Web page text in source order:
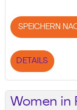
SPEICHERN
DETAILS
Women in